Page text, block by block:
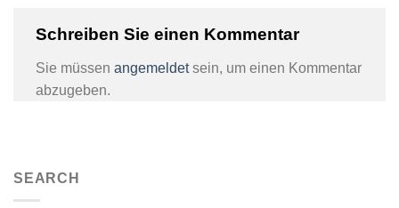
Schreiben Sie einen Kommentar
Sie müssen angemeldetsein, um einen Kommentar
abzugeben.
SEARCH